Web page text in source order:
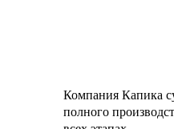
Компания Капика
полного